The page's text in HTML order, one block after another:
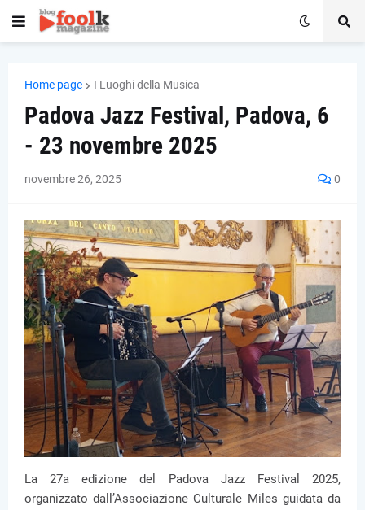
Home page I Luoghi della Musica
Padova Jazz Festival, Padova, 6
- 23 novembre 2025
novembre 26, 2025 0
La 27a edizione del Padova Jazz Festival 2025,
organizzato dall’Associazione Culturale Miles guidata da